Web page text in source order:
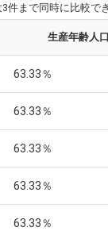
件まで同時に比較で
生産年齢人
63.33％
63.33％
63.33％
63.33％
63.33％